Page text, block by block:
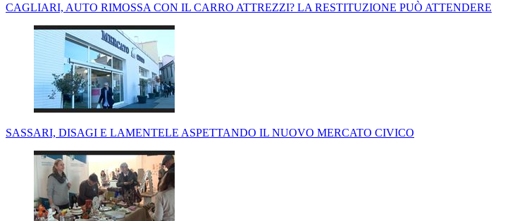
CAGLIARI, AUTO RIMOSSA CON IL CARRO ATTREZZI? LA RESTITUZIONE PUÒ ATTENDERE
SASSARI, DISAGI E LAMENTELE ASPETTANDO IL NUOVO MERCATO CIVICO